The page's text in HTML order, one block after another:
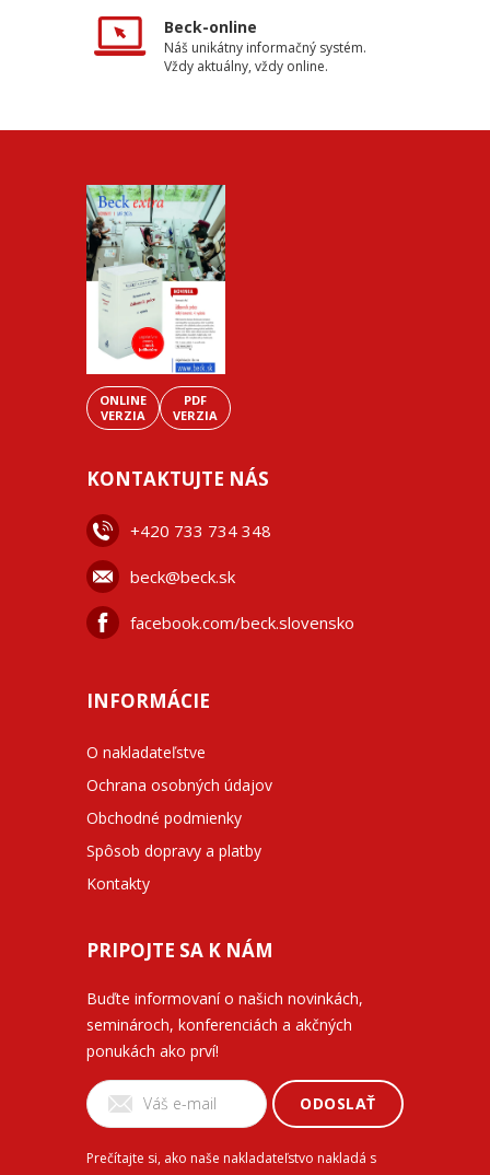
Beck-online
Náš unikátny informačný systém.
Vždy aktuálny, vždy online.
ONLINE
VERZIA
PDF
VERZIA
KONTAKTUJTE NÁS
+420 733 734 348
beck@beck.sk
facebook.com/beck.slovensko
INFORMÁCIE
O nakladateľstve
Ochrana osobných údajov
Obchodné podmienky
Spôsob dopravy a platby
Kontakty
PRIPOJTE SA K NÁM
Buďte informovaní o našich novinkách,
seminároch, konferenciách a akčných
ponukách ako prví!
ODOSLAŤ
Prečítajte si, ako naše nakladateľstvo nakladá s